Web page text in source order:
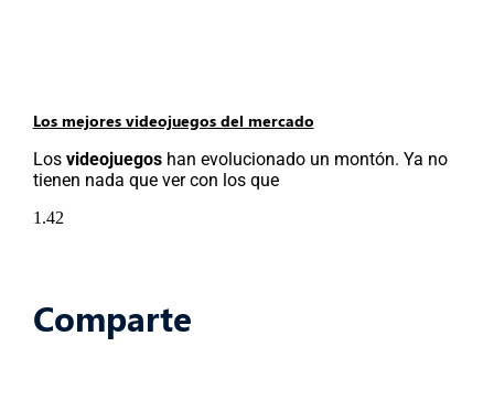
Los mejores videojuegos del mercado
Los videojuegos han evolucionado un montón. Ya no
tienen nada que ver con los que
Comparte